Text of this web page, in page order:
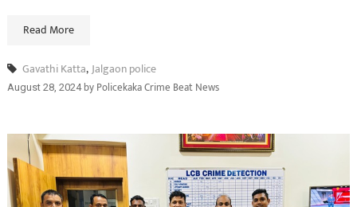
Read More
Gavathi Katta,Jalgaon police
August 28, 2024byPolicekaka Crime Beat News